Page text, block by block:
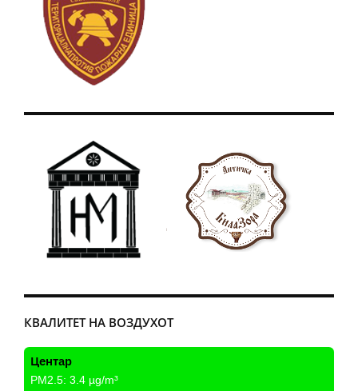
КВАЛИТЕТ НА ВОЗДУХОТ
Центар
PM2.5: 3.4 µg/m³